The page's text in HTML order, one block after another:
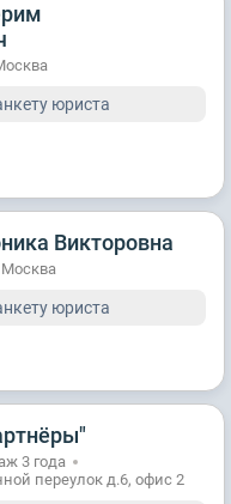
юриста
Викторовна
Москва
юриста
3 годa
переулок д.6, офис 2